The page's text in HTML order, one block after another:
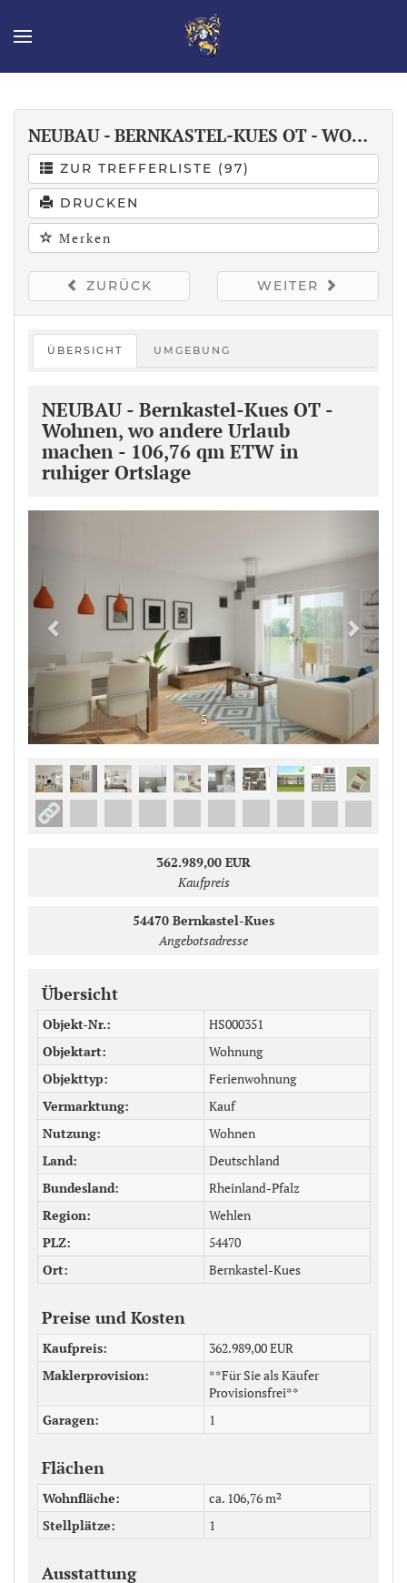
NEUBAU - BERNKASTEL-KUES OT - WOHNEN, WO ANDERE URLAUB MACHEN - 106,76 QM ETW IN RUHIGER ORTSLAGE
ZUR TREFFERLISTE (97)
DRUCKEN
Merken
ZURÜCK WEITER
ÜBERSICHT UMGEBUNG
NEUBAU - Bernkastel-Kues OT -
Wohnen, wo andere Urlaub
machen - 106,76 qm ETW in
ruhiger Ortslage
5
362.989,00 EUR
Kaufpreis
54470 Bernkastel-Kues
Angebotsadresse
Übersicht
Objekt-Nr.
HS000351
Objektart
Wohnung
Objekttyp
Ferienwohnung
Vermarktung
Kauf
Nutzung
Wohnen
Land
Deutschland
Bundesland
Rheinland-Pfalz
Region
Wehlen
PLZ
54470
Ort
Bernkastel-Kues
Preise und Kosten
Kaufpreis
362.989,00 EUR
Maklerprovision
**Für Sie als Käufer
Provisionsfrei**
Garagen
1
Flächen
Wohnfläche
ca. 106,76 m²
Stellplätze
1
Ausstattung